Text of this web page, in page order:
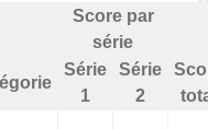
Score par
série
Série
1
Série
2